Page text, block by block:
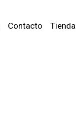
Contacto Tienda